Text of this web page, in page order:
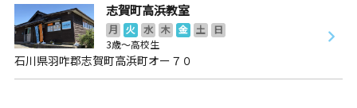
志賀町高浜教室
月 火 水 木 金 土
日
3歳～高校生
石川県羽咋郡志賀町高浜町オー７０